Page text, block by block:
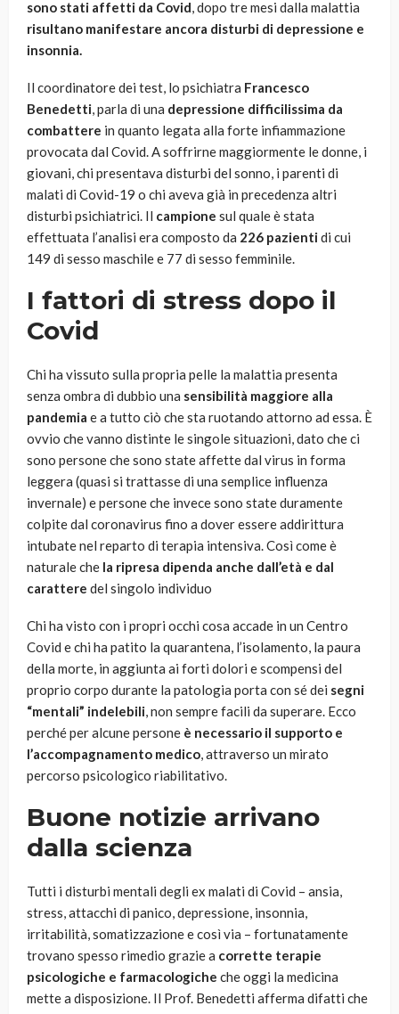
sono stati affetti da Covid, dopo tre mesi dalla malattia
risultano manifestare ancora disturbi di depressione e
insonnia.
Il coordinatore dei test, lo psichiatra Francesco
Benedetti, parla di una depressione difficilissima da
combattere in quanto legata alla forte infiammazione
provocata dal Covid. A soffrirne maggiormente le donne, i
giovani, chi presentava disturbi del sonno, i parenti di
malati di Covid-19 o chi aveva già in precedenza altri
disturbi psichiatrici. Il campione sul quale è stata
effettuata l’analisi era composto da 226 pazientidi cui
149 di sesso maschile e 77 di sesso femminile.
I fattori di stress dopo il
Covid
Chi ha vissuto sulla propria pelle la malattia presenta
senza ombra di dubbio una sensibilità maggiore alla
pandemia e a tutto ciò che sta ruotando attorno ad essa. È
ovvio che vanno distinte le singole situazioni, dato che ci
sono persone che sono state affette dal virus in forma
leggera (quasi si trattasse di una semplice influenza
invernale) e persone che invece sono state duramente
colpite dal coronavirus fino a dover essere addirittura
intubate nel reparto di terapia intensiva. Così come è
naturale che la ripresa dipenda anche dall’età e dal
carattere del singolo individuo
Chi ha visto con i propri occhi cosa accade in un Centro
Covid e chi ha patito la quarantena, l’isolamento, la paura
della morte, in aggiunta ai forti dolori e scompensi del
proprio corpo durante la patologia porta con sé dei segni
“mentali” indelebili, non sempre facili da superare. Ecco
perché per alcune persone è necessario il supporto e
l’accompagnamento medico, attraverso un mirato
percorso psicologico riabilitativo.
Buone notizie arrivano
dalla scienza
Tutti i disturbi mentali degli ex malati di Covid – ansia,
stress, attacchi di panico, depressione, insonnia,
irritabilità, somatizzazione e così via – fortunatamente
trovano spesso rimedio grazie a corrette terapie
psicologiche e farmacologiche che oggi la medicina
mette a disposizione. Il Prof. Benedetti afferma difatti che